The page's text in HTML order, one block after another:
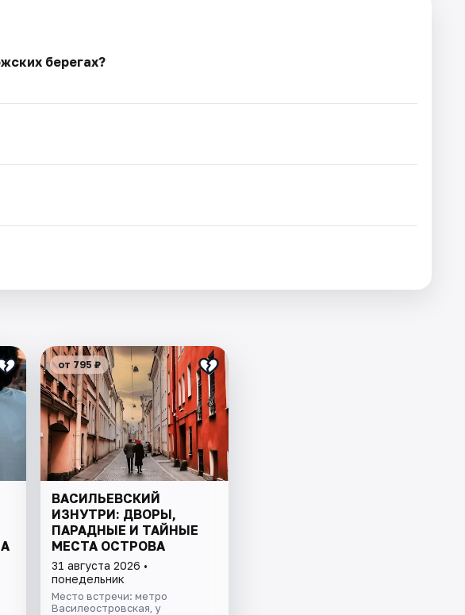
берегах?
от 795 ₽
ВАСИЛЬЕВСКИЙ
ИЗНУТРИ: ДВОРЫ,
ПАРАДНЫЕ И ТАЙНЫЕ
МЕСТА ОСТРОВА
31 августа 2026 •
понедельник
Место встречи: метро
Василеостровская, у